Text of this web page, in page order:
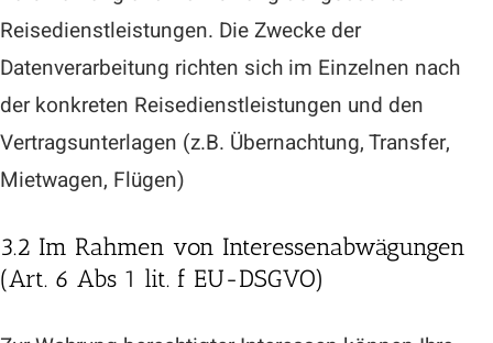
Reisedienstleistungen. Die Zwecke der
Datenverarbeitung richten sich im Einzelnen nach
der konkreten Reisedienstleistungen und den
Vertragsunterlagen (z.B. Übernachtung, Transfer,
Mietwagen, Flügen)
3.2 Im Rahmen von Interessenabwägungen
(Art. 6 Abs 1 lit. f EU-DSGVO)